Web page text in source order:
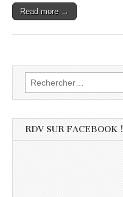
Read more →
Rechercher :
RDV SUR FACEBOOK !